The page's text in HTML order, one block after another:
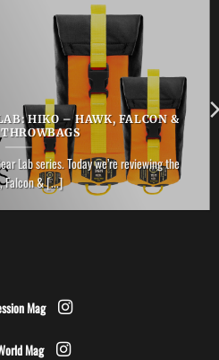
HIKO – HAWK, FALCON &
Lab series. Today we’re reviewing the
Falcon & [...]
Mag
Mag